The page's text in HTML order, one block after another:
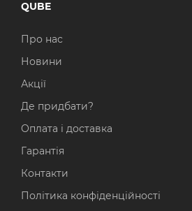
QUBE
Про нас
Новини
Акції
Де придбати?
Оплата і доставка
Гарантія
Контакти
Політика конфіденційності